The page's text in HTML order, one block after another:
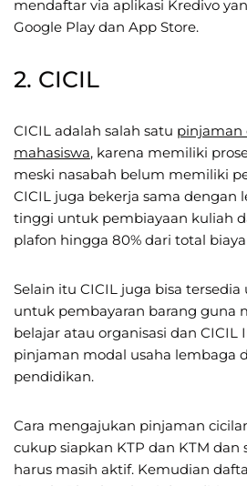
mendaftar via aplikasi Kredivo
Google Play dan App Store.
2. CICIL
CICIL adalah salah satu pinjaman
mahasiswa, karena memiliki
meski nasabah belum memiliki
CICIL juga bekerja sama dengan
tinggi untuk pembiayaan kuliah
plafon hingga 80% dari total
Selain itu CICIL juga bisa
untuk pembayaran barang guna
belajar atau organisasi dan
pinjaman modal usaha lembaga
pendidikan.
Cara mengajukan pinjaman
cukup siapkan KTP dan KTM dan
harus masih aktif. Kemudian